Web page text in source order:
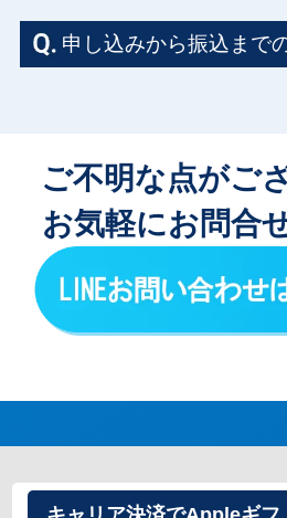
申し込みから振込まで
ご不明な点がご
お気軽にお問合